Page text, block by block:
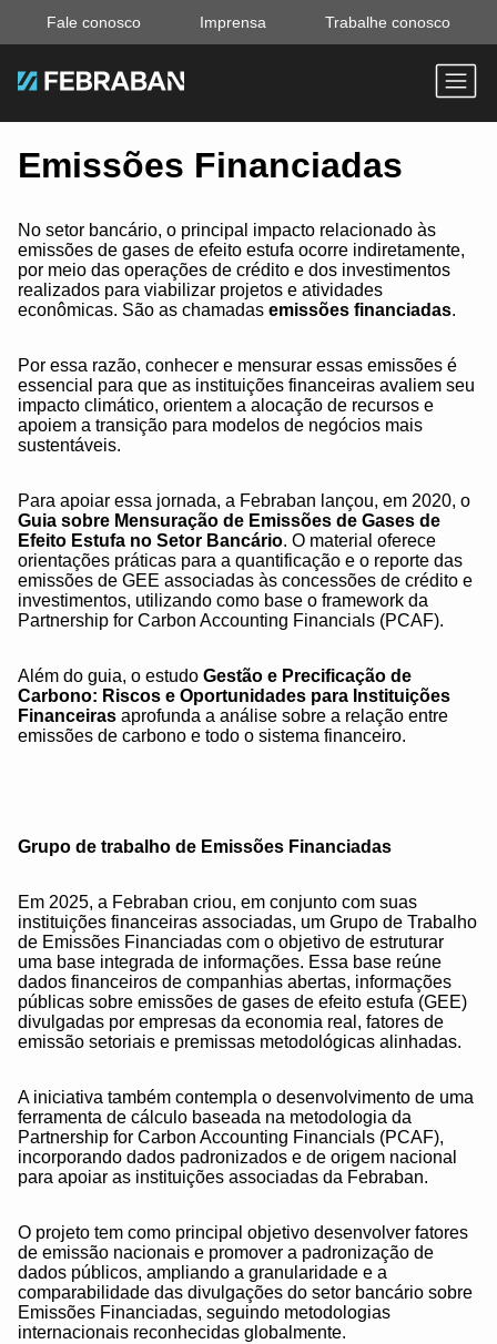
Fale conosco Imprensa Trabalhe conosco
Emissões Financiadas
No setor bancário, o principal impacto relacionado às
emissões de gases de efeito estufa ocorre indiretamente,
por meio das operações de crédito e dos investimentos
realizados para viabilizar projetos e atividades
econômicas. São as chamadas emissões financiadas.
Por essa razão, conhecer e mensurar essas emissões é
essencial para que as instituições financeiras avaliem seu
impacto climático, orientem a alocação de recursos e
apoiem a transição para modelos de negócios mais
sustentáveis.
Para apoiar essa jornada, a Febraban lançou, em 2020, o
Guia sobre Mensuração de Emissões de Gases de
Efeito Estufa no Setor Bancário. O material oferece
orientações práticas para a quantificação e o reporte das
emissões de GEE associadas às concessões de crédito e
investimentos, utilizando como base o framework da
Partnership for Carbon Accounting Financials (PCAF).
Além do guia, o estudo Gestão e Precificação de
Carbono: Riscos e Oportunidades para Instituições
Financeiras aprofunda a análise sobre a relação entre
emissões de carbono e todo o sistema financeiro.
Grupo de trabalho de Emissões Financiadas
Em 2025, a Febraban criou, em conjunto com suas
instituições financeiras associadas, um Grupo de Trabalho
de Emissões Financiadas com o objetivo de estruturar
uma base integrada de informações. Essa base reúne
dados financeiros de companhias abertas, informações
públicas sobre emissões de gases de efeito estufa (GEE)
divulgadas por empresas da economia real, fatores de
emissão setoriais e premissas metodológicas alinhadas.
A iniciativa também contempla o desenvolvimento de uma
ferramenta de cálculo baseada na metodologia da
Partnership for Carbon Accounting Financials (PCAF),
incorporando dados padronizados e de origem nacional
para apoiar as instituições associadas da Febraban.
O projeto tem como principal objetivo desenvolver fatores
de emissão nacionais e promover a padronização de
dados públicos, ampliando a granularidade e a
comparabilidade das divulgações do setor bancário sobre
Emissões Financiadas, seguindo metodologias
internacionais reconhecidas globalmente.